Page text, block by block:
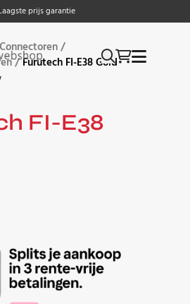
prijs garantie
Connectoren/
/Furutech FI-E38 Gold
FI-E38